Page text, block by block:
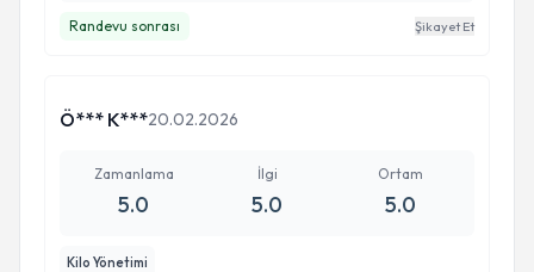
Randevu sonrası Şikayet Et
Ö*** K***20.02.2026
Zamanlama
5.0
İlgi
5.0
Ortam
5.0
Kilo Yönetimi